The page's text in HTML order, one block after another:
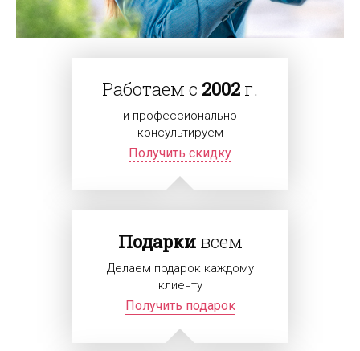
Работаем с 2002 г.
и профессионально
консультируем
Получить скидку
Подаркивсем
Делаем подарок каждому
клиенту
Получить подарок